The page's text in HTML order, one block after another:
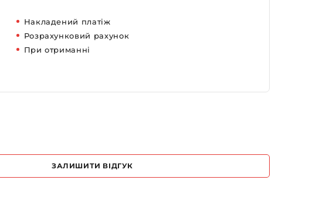
Накладений платіж
Розрахунковий рахунок
При отриманні
ЗАЛИШИТИ ВІДГУК